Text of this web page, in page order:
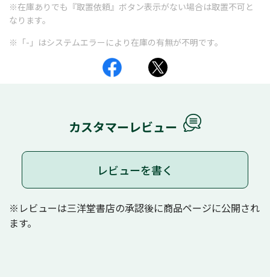
※在庫ありでも『取置依頼』ボタン表示がない場合は取置不可と
なります。
※「-」はシステムエラーにより在庫の有無が不明です。
カスタマーレビュー
レビューを書く
※レビューは三洋堂書店の承認後に商品ページに公開され
ます。